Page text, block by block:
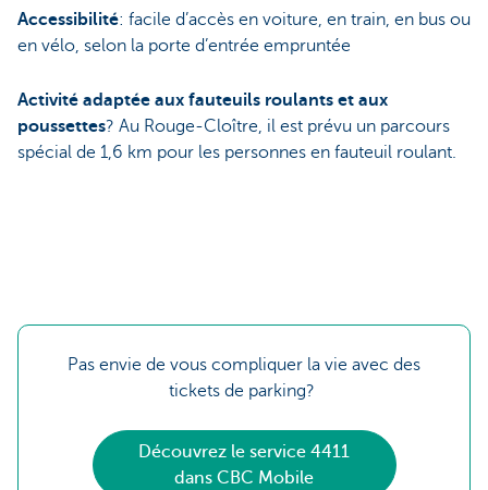
Accessibilité: facile d’accès en voiture, en train, en bus ou
en vélo, selon la porte d’entrée empruntée
Activité adaptée aux fauteuils roulants et aux
poussettes? Au Rouge-Cloître, il est prévu un parcours
spécial de 1,6 km pour les personnes en fauteuil roulant.
Pas envie de vous compliquer la vie avec des
tickets de parking?
Découvrez le service 4411
dans CBC Mobile